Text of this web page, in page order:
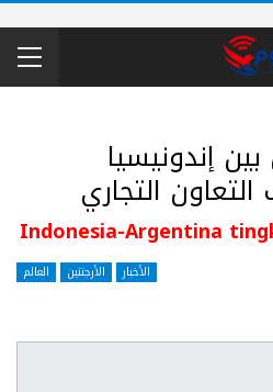
إندونيسيا
التجاري
Indonesia-Argentina
الأخبار الأرجنتين العالم